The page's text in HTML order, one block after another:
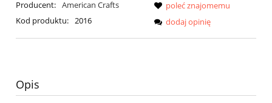
Producent: American Crafts
Kod produktu: 2016
poleć znajomemu
dodaj opinię
Opis